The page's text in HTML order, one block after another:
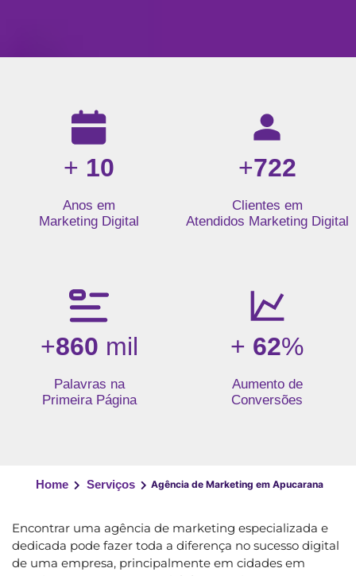
Resultados da nossa agência de marketing digital: mais
+ 10
Anos em
Marketing Digital
+722
Clientes em
Atendidos Marketing Digital
+860 mil
Palavras na
Primeira Página
+ 62%
Aumento de
Conversões
Home Serviços Agência de Marketing em Apucarana
Encontrar uma agência de marketing especializada e
dedicada pode fazer toda a diferença no sucesso digital
de uma empresa, principalmente em cidades em